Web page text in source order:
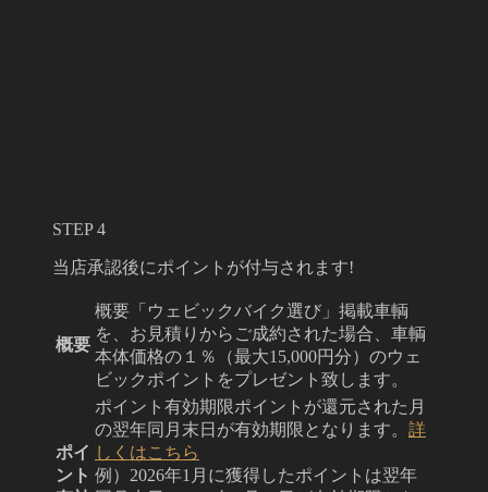
STEP 4
当店承認後にポイントが付与されます!
概要
概要 「ウェビックバイク選び」掲載車輌
を、お見積りからご成約された場合、車輌
本体価格の１％（最大15,000円分）のウェ
ビックポイントをプレゼント致します。
ポイ
ント
ポイント有効期限ポイントが還元された月
の翌年同月末日が有効期限となります。 詳
しくはこちら
例）2026年1月に獲得したポイントは翌年